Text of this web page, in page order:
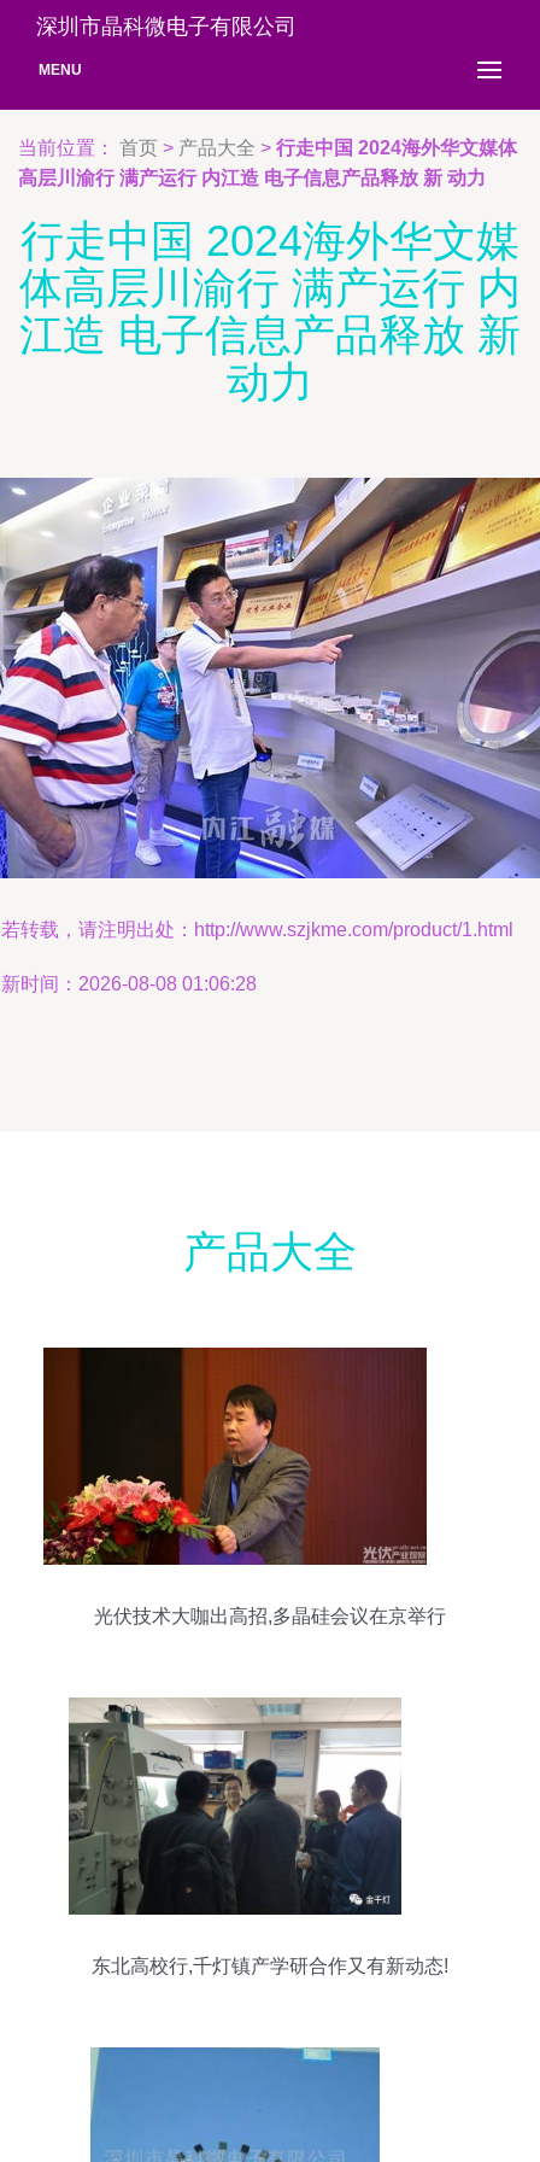
深圳市晶科微电子有限公司
MENU
当前位置： 首页 > 产品大全 > 行走中国 2024海外华文媒体
高层川渝行 满产运行 内江造 电子信息产品释放 新 动力
行走中国 2024海外华文媒
体高层川渝行 满产运行 内
江造 电子信息产品释放 新
动力
转载，请注明出处：http://www.szjkme.com/product/1.html
时间：2026-08-08 01:06:28
产品大全
光伏技术大咖出高招,多晶硅会议在京举行
东北高校行,千灯镇产学研合作又有新动态!